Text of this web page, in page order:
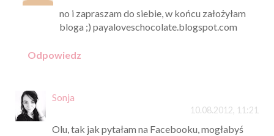
no i zapraszam do siebie, w końcu założyłam
bloga ;) payaloveschocolate.blogspot.com
Odpowiedz
Sonja
10.08.2012, 11:21
Olu, tak jak pytałam na Facebooku, mogłabyś